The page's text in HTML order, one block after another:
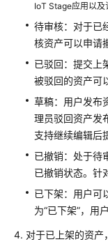
资
产
提
方
操
作
指
导
总
体
说
明
注
IoT Stage应用以及
待审核：对于已
核资产可以申请
已驳回：提交上
被驳回的资产可
草稿：用户发布
理员驳回资产发
支持继续编辑后
已撤销：处于待
已撤销状态。针
已下架：用户可
为“已下架”，用
对于已上架的资产